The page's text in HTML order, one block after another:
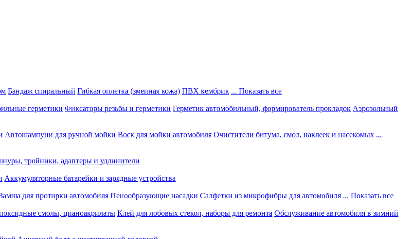
Бандаж спиральный Гибкая оплетка (змеиная кожа) ПВХ кембрик ... Показать все
герметики Фиксаторы резьбы и герметики Герметик автомобильный, формирователь прокладок Аэрозольный
Автошампуни для ручной мойки Воск для мойки автомобиля Очистители битума, смол, наклеек и насекомых ...
тройники, адаптеры и удлинители
Аккумуляторные батарейки и зарядные устройства
для протирки автомобиля Пенообразующие насадки Салфетки из микрофибры для автомобиля ... Показать все
смолы, цианоакрилаты Клей для лобовых стекол, наборы для ремонта Обслуживание автомобиля в зимний